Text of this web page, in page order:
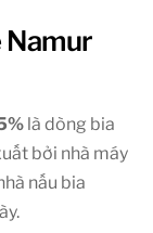
Namur
là dòng bia
bởi nhà máy
nấu bia